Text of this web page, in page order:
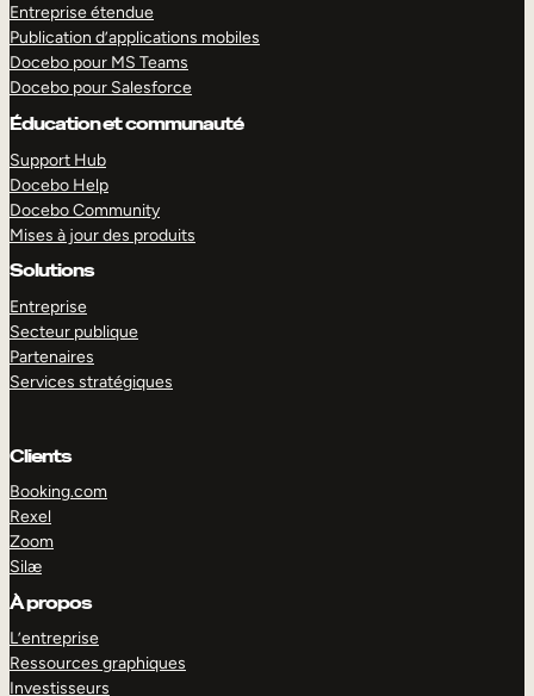
Entreprise étendue
Publication d’applications mobiles
Docebo pour MS Teams
Docebo pour Salesforce
Éducation et communauté
Support Hub
Docebo Help
Docebo Community
Mises à jour des produits
Solutions
Entreprise
Secteur publique
Partenaires
Services stratégiques
Clients
Booking.com
Rexel
Zoom
Silæ
À propos
L’entreprise
Ressources graphiques
Investisseurs